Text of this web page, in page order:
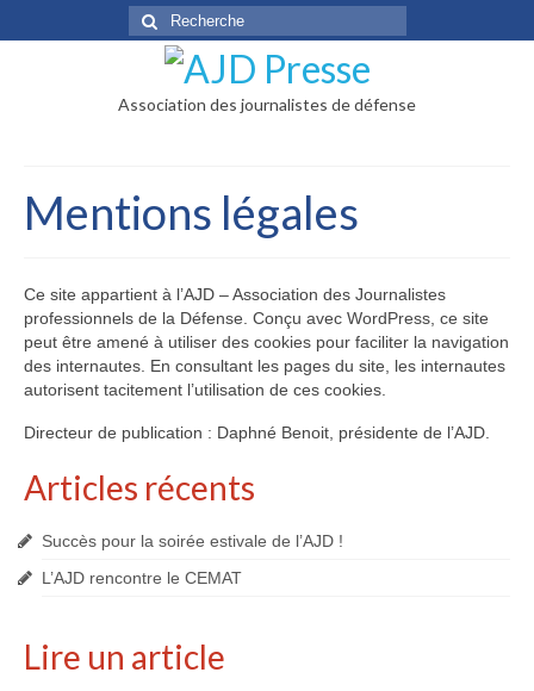
Rechercher
:
Association des journalistes de défense
Mentions légales
Ce site appartient à l’AJD – Association des Journalistes
professionnels de la Défense. Conçu avec WordPress, ce site
peut être amené à utiliser des cookies pour faciliter la navigation
des internautes. En consultant les pages du site, les internautes
autorisent tacitement l’utilisation de ces cookies.
Directeur de publication : Daphné Benoit, présidente de l’AJD.
Articles récents
Succès pour la soirée estivale de l’AJD !
L’AJD rencontre le CEMAT
Lire un article